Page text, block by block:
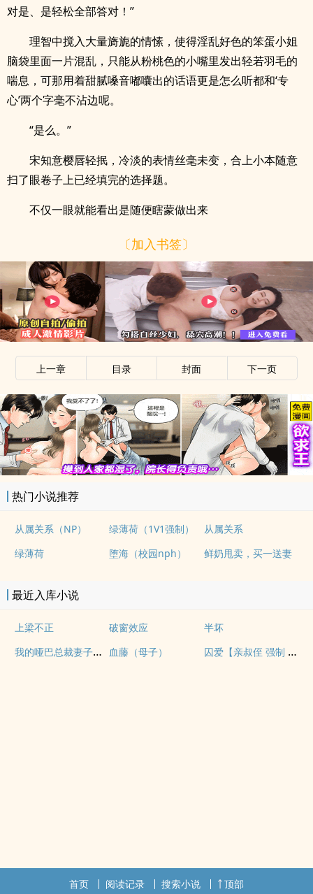
对是、是轻松全部答对！”
理智中搅入大量旖旎的情愫，使得淫乱好色的笨蛋小姐
脑袋里面一片混乱，只能从粉桃色的小嘴里发出轻若羽毛的
喘息，可那用着甜腻嗓音嘟囔出的话语更是怎么听都和‘专
心’两个字毫不沾边呢。
“是么。”
宋知意樱唇轻抿，冷淡的表情丝毫未变，合上小本随意
扫了眼卷子上已经填完的选择题。
不仅一眼就能看出是随便瞎蒙做出来
〔加入书签〕
上一章 目录 封面 下一页
热门小说推荐
从属关系（NP） 绿薄荷（1V1强制）
从属关系
绿薄荷
堕海（校园nph） 鲜奶甩卖，买一送妻
最近入库小说
上梁不正 破窗效应 半坏
我的哑巴总裁妻子（双A） 血藤（母子） 囚爱【亲叔侄 强制 1v1 H】
首页 阅读记录 搜索小说 顶部